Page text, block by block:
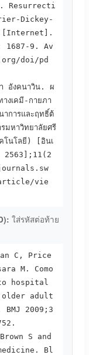
Resurrecti
Dickey-
[Internet].
1687-9. Av
doi/pd
อังคนาวิน. ผ
างเคมี-กายภา
การและฤทธิ์ต้
มหาวิทยาลัยศรี
โนโลยี) [อินเ
2563];11(2
article/vie
ใส่รหัสต่อท้าย
C, Price
M. Como
hospital
adult
2009;3
S and
Bl